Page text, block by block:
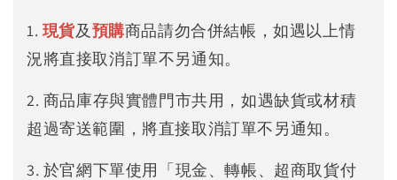
1. 現貨及預購商品請勿合併結帳，如遇以上情
況將直接取消訂單不另通知。
2. 商品庫存與實體門市共用，如遇缺貨或材積
超過寄送範圍，將直接取消訂單不另通知。
3. 於官網下單使用「現金、轉帳、超商取貨付